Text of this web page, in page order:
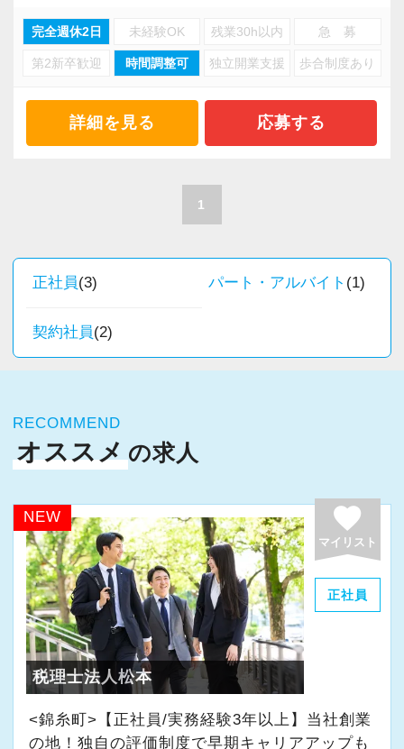
まがより良い未来を実現できるよう、日々業務
に取り組んでいます。
を感じながら、安心して長く働ける事務所であ
りたいと考えています。
管理職も部長（30代後半）と課長（30代前半3
名、30代後半1名）です。
身者が在籍しています。
責任感や目標達成意識の強いチームです。
す。
年功序列ではなく、個人の目標達成度で決まる
システムのため、年齢に関係なく結果を残した
さらに、本ポジションは設定予算を達成すると
制」を導入。
また、賞与に上乗せして支給される「インセン
ティブ」もあり、賞与と別に半期で40万円獲得
しているスタッフもいます。
また、『マネーフォワード クラウド』の導入実
績は九州でNo.1です。
取り組みが業界でも注目されています。
ル・DXパートナーにもなっており、地域を盛り
上げつつ、サポーター企業などのDXを進めてい
製販分離体制を採用しており、経理の入力作業
は別部署が行います。
は顧問先への相談対応・提案に集中できる環境
であり、ほぼペーパーレスで業務が可能です。
《働き方のイメージ》
チャットやビデオ会議ツールなど、オンライン
でやりとりが完結するクライアントを中心に担
当していただきます。
ご自身の顧問先から「直接会いたい」と要望が
あった場合や研修・会議等で、月に数回、出社
や訪問ができる方は優遇します。
その際の交通費や宿泊費は会社負担です。
完全週休2日 未経験OK 残業30h以内 急 募
第2新卒歓迎 時間調整可 独立開業支援 歩合制度あり
詳細を見る 応募する
1
正社員(3) パート・アルバイト (1)
契約社員(2)
RECOMMEND
オススメ の求人
NEW favorite
マイリスト
正社員
税理士法人松本
<錦糸町>【正社員/実務経験3年以上】当社創業
の地！独自の評価制度で早期キャリアアップも